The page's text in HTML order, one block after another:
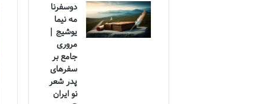
دوسفرنا
مه نیما
یوشیج |
مروری
جامع بر
سفرهای
پدر شعر
نو ایران